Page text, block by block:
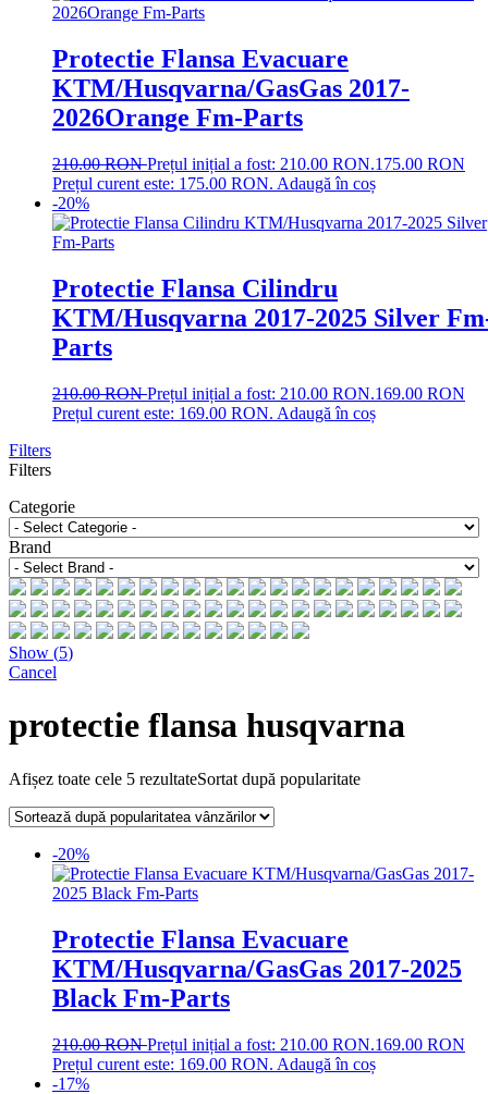
Protectie Flansa Evacuare
KTM/Husqvarna/GasGas 2017-
2026Orange Fm-Parts
210.00RONPrețul inițial a fost: 210.00 RON.175.00 RON
Prețul curent este: 175.00 RON. Adaugă în coș
-20%
Protectie Flansa Cilindru
KTM/Husqvarna 2017-2025 Silver
Parts
210.00RONPrețul inițial a fost: 210.00 RON.169.00 RON
Prețul curent este: 169.00 RON. Adaugă în coș
Filters
Filters
Categorie
Brand
Show (5)
Cancel
protectie flansa husqvarna
Afișez toate cele 5 rezultateSortat după popularitate
-20%
Protectie Flansa Evacuare
KTM/Husqvarna/GasGas 2017-2025
Black Fm-Parts
210.00RONPrețul inițial a fost: 210.00 RON.169.00 RON
Prețul curent este: 169.00 RON. Adaugă în coș
-17%